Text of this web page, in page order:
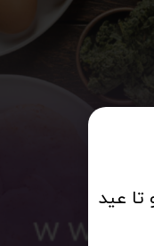
تا عید